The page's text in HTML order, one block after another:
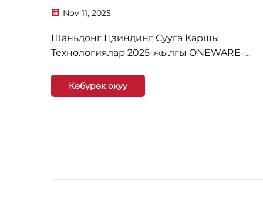
Nov 11, 2025
Шаньдонг Цзиндинг Сууга Каршы
Технологиялар 2025-жылгы ONEWARE-
Технологиясынын Көрүсүмүндө жаркырап,
инновациялык сууга каршы чечимдер
Көбүрөк окуу